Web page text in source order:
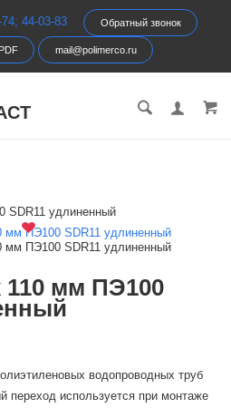
44-03-83 Обратный звонок
mail@polimerco.ru
SDR11 удлиненный
110 мм ПЭ100
водопроводных труб
переход используется при монтаже